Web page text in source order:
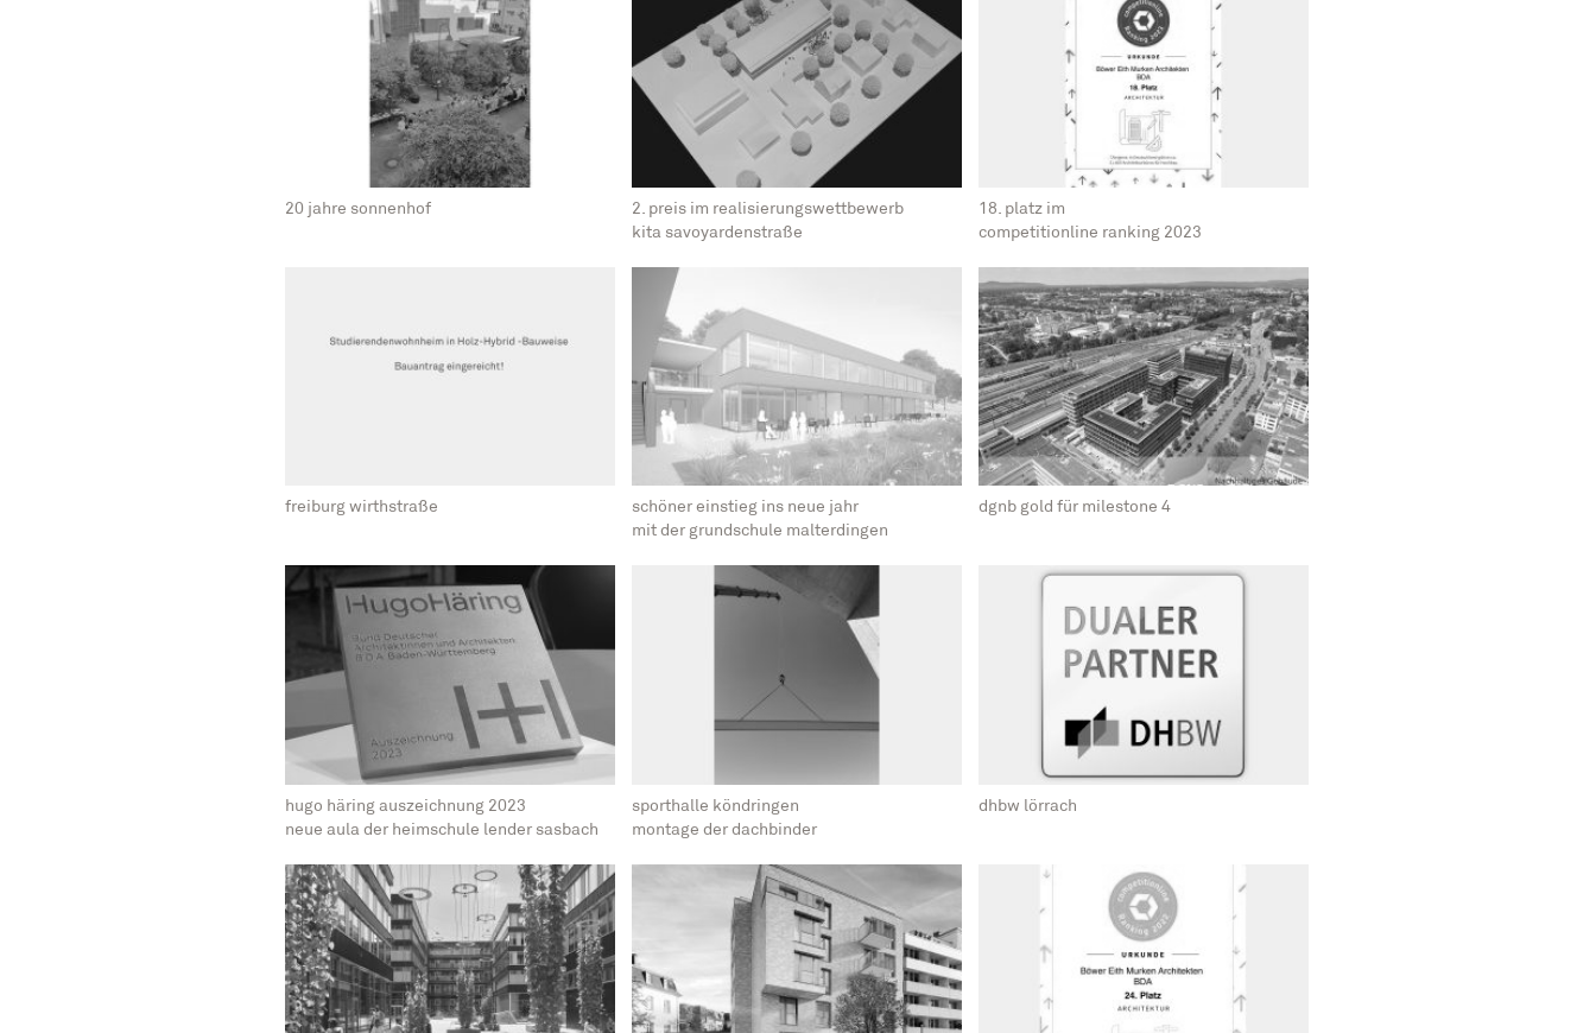
20 jahre sonnenhof 2. preis im realisierungswettbewerb
kita savoyardenstraße
18. platz im
competitionline ranking 2023
freiburg wirthstraße schöner einstieg ins neue jahr
mit der grundschule malterdingen
dgnb gold für milestone 4
hugo häring auszeichnung 2023
neue aula der heimschule lender sasbach
sporthalle köndringen
montage der dachbinder
dhbw lörrach